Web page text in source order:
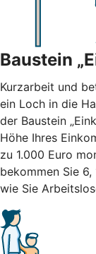
Baustein
Kurzarbeit und
ein Loch in die
der Baustein
Höhe Ihres
zu 1.000 Euro
bekommen Sie
wie Sie